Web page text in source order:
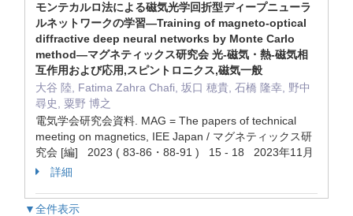
モンテカルロ法による磁気光学回折型ディープニューラ
ルネットワークの学習—Training of magneto-optical
diffractive deep neural networks by Monte Carlo
method—マグネティックス研究会 光-磁気・熱-磁気相
互作用および応用,スピントロニクス,磁気一般
大谷 陸, Fatima Zahra Chafi, 坂口 穂貴, 石橋 隆幸, 野中
尋史, 粟野 博之
電気学会研究会資料. MAG = The papers of technical
meeting on magnetics, IEE Japan / マグネティックス研
究会 [編] 2023 ( 83-86・88-91 ) 15 - 18 2023年11月
詳細
▼全件表示